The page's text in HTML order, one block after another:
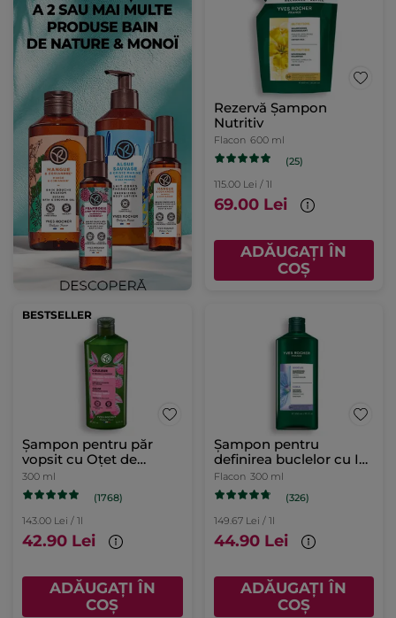
Rezervă Șampon
Nutritiv
Flacon 600 ml
(25)
115.00 Lei / 1l
69.00 Lei
ADĂUGAȚI ÎN
COȘ
BESTSELLER
Șampon pentru păr
vopsit cu Oţet de
Zmeură Flacon 300 ml
300 ml
(1768)
143.00 Lei / 1l
42.90 Lei
ADĂUGAȚI ÎN
COȘ
Șampon pentru
definirea buclelor cu In
Bio
Flacon 300 ml
(326)
149.67 Lei / 1l
44.90 Lei
ADĂUGAȚI ÎN
COȘ